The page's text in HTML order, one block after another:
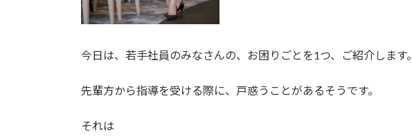
今日は、若手社員のみなさんの、お困りごとを1つ、ご紹介します。
先輩方から指導を受ける際に、戸惑うことがあるそうです。
それは